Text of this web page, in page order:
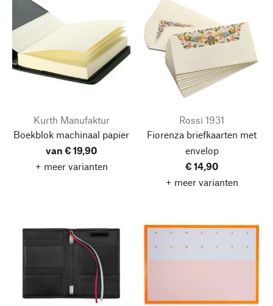
Kurth Manufaktur
Boekblok machinaal papier
van € 19,90
+ meer varianten
Rossi 1931
Fiorenza briefkaarten met
envelop
€ 14,90
+ meer varianten